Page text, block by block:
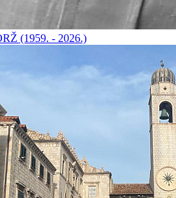
(1959. - 2026.)